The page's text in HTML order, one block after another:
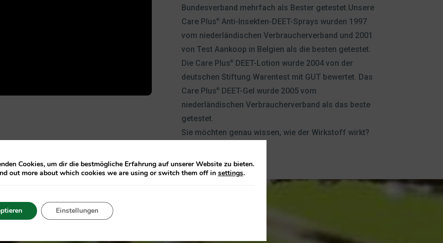
Bundesverband mehrfach als Bester getestet.Unsere
Care Plus®Anti-Insekten-DEET-Sprays wurden 1997
vom niederländischen Verbraucherverband und 2001
von Test Aankoop in Belgien als die besten getestet.
Die Care Plus®DEET-Lotion wurde 2004 von der
deutschen Stiftung Warentest mit GUT bewertet. Das
Care Plus®DEET-Gel wurde 2005 vom
niederländischen Verbraucherverband als das beste
getestet.
Sie möchten genau wissen, wie der Wirkstoff wirkt?
Cookies, um dir die bestmögliche Erfahrung auf unserer Website zu bieten.
out more about which cookies we are using or switch them off in settings.
Einstellungen